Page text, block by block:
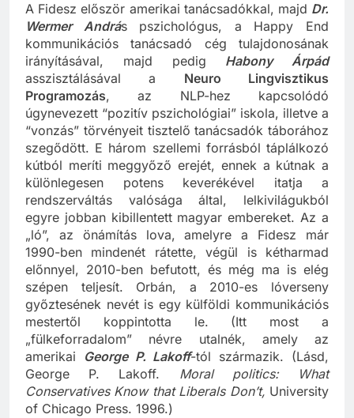
A Fidesz először amerikai tanácsadókkal, majd Dr.
Wermer András pszichológus, a Happy End
kommunikációs tanácsadó cég tulajdonosának
irányításával, majd pedig Habony Árpád
asszisztálásával a Neuro Lingvisztikus
Programozás, az NLP-hez kapcsolódó
úgynevezett “pozitív pszichológiai” iskola, illetve a
“vonzás” törvényeit tisztelő tanácsadók táborához
szegődött. E három szellemi forrásból táplálkozó
kútból meríti meggyőző erejét, ennek a kútnak a
különlegesen potens keverékével itatja a
rendszerváltás valósága által, lelkivilágukból
egyre jobban kibillentett magyar embereket. Az a
„ló”, az önámítás lova, amelyre a Fidesz már
1990-ben mindenét rátette, végül is kétharmad
előnnyel, 2010-ben befutott, és még ma is elég
szépen teljesít. Orbán, a 2010-es lóverseny
győztesének nevét is egy külföldi kommunikációs
mestertől koppintotta le. (Itt most a
„fülkeforradalom” névre utalnék, amely az
amerikai
George P. Lakoff-tól származik. (Lásd,
George P. Lakoff. Moral politics: What
Conservatives Know that Liberals Don’t, University
of Chicago Press. 1996.)